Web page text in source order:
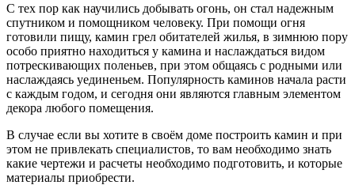
С тех пор как научились добывать огонь, он стал надежным
спутником и помощником человеку. При помощи огня
готовили пищу, камин грел обитателей жилья, в зимнюю пору
особо приятно находиться у камина и наслаждаться видом
потрескивающих поленьев, при этом общаясь с родными или
наслаждаясь уединеньем. Популярность каминов начала расти
с каждым годом, и сегодня они являются главным элементом
декора любого помещения.
В случае если вы хотите в своём доме построить камин и при
этом не привлекать специалистов, то вам необходимо знать
какие чертежи и расчеты необходимо подготовить, и которые
материалы приобрести.